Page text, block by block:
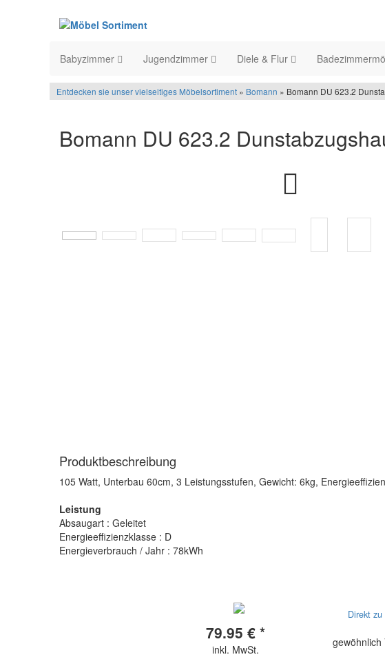
Babyzimmer Jugendzimmer Diele & Flur
Entdecken sie unser vielseitiges Möbelsortiment » Bomann » Bomann DU 623.2
Bomann DU 623.2
Produktbeschreibung
105 Watt, Unterbau 60cm, 3 Leistungsstufen, Gewicht: 6kg,
Leistung
Absaugart : Geleitet
Energieeffizienzklasse : D
Energieverbrauch / Jahr : 78kWh
79.95 € *
inkl. MwSt.
Direkt
gewöhnlich